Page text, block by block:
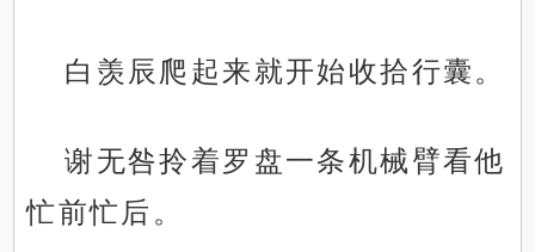
白羡辰爬起来就开始收拾行囊。
谢无咎拎着罗盘一条机械臂看他
忙前忙后。